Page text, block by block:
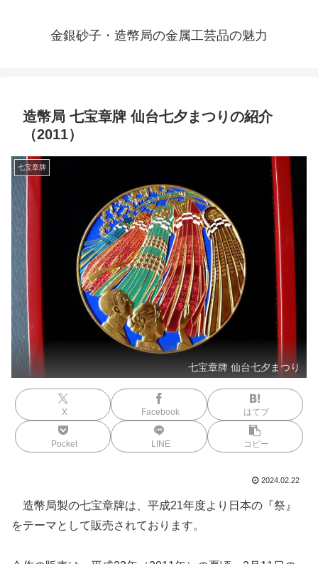
金銀砂子・造幣局の金属工芸品の魅力
造幣局 七宝章牌 仙台七夕まつりの紹介
（2011）
七宝章牌
七宝章牌 仙台七夕まつり
X Facebook はてブ
Pocket LINE コピー
2024.02.22
造幣局製の七宝章牌は、平成21年度より日本の『祭』
をテーマとして販売されております。